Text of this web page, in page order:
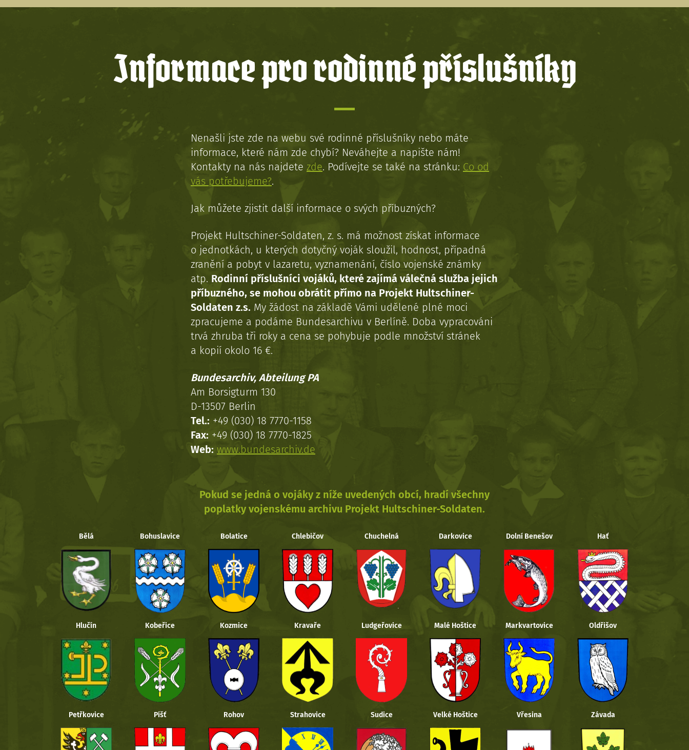
Informace pro rodinné příslušníky
Nenašli jste zde na webu své rodinné příslušníky nebo máte
informace, které nám zde chybí? Neváhejte a napište nám!
Kontakty na nás najdete zde. Podívejte se také na stránku: Co od
vás potřebujeme?.
Jak můžete zjistit další informace o svých příbuzných?
Projekt Hultschiner-Soldaten, z. s. má možnost získat informace
o jednotkách, u kterých dotyčný voják sloužil, hodnost, případná
zranění a pobyt v lazaretu, vyznamenání, číslo vojenské známky
atp. Rodinní příslušníci vojáků, které zajímá válečná služba jejich
příbuzného, se mohou obrátit přímo na Projekt Hultschiner-
Soldaten z.s. My žádost na základě Vámi udělené plné moci
zpracujeme a podáme Bundesarchivu v Berlíně. Doba vypracováni
trvá zhruba tři roky a cena se pohybuje podle množství stránek
a kopií okolo 16 €.
Bundesarchiv, Abteilung PA
Am Borsigturm 130
D-13507 Berlin
Tel.: +49 (030) 18 7770-1158
Fax: +49 (030) 18 7770-1825
Web: www.bundesarchiv.de
Pokud se jedná o vojáky z níže uvedených obcí, hradí všechny
poplatky vojenskému archivu Projekt Hultschiner-Soldaten.
Bělá Bohuslavice Bolatice Chlebičov Chuchelná Darkovice Dolní Benešov Hať
Hlučín Kobeřice Kozmice Kravaře Ludgeřovice Malé Hoštice Markvartovice Oldřišov
Petřkovice Píšť Rohov Strahovice Sudice Velké Hoštice Vřesina Závada